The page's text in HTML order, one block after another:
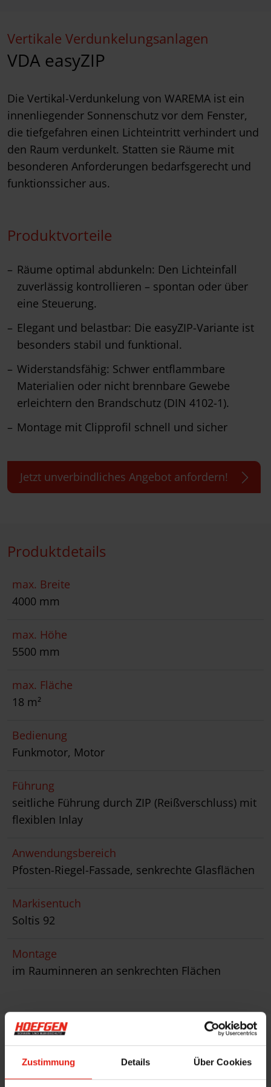
Zustimmung Details Über Cookies
Vertikale Verdunkelungsanlagen
VDA easyZIP
Die Vertikal-Verdunkelung von WAREMA ist ein
innenliegender Sonnenschutz vor dem Fenster,
die tiefgefahren einen Lichteintritt verhindert und
den Raum verdunkelt. Statten sie Räume mit
besonderen Anforderungen bedarfsgerecht und
funktionssicher aus.
Produktvorteile
Räume optimal abdunkeln: Den Lichteinfall
zuverlässig kontrollieren – spontan oder über
eine Steuerung.
Elegant und belastbar: Die easyZIP-Variante ist
besonders stabil und funktional.
Widerstandsfähig: Schwer entflammbare
Materialien oder nicht brennbare Gewebe
erleichtern den Brandschutz (DIN 4102-1).
Montage mit Clipprofil schnell und sicher
Jetzt unverbindliches Angebot anfordern!
Produktdetails
max. Breite
4000 mm
max. Höhe
5500 mm
max. Fläche
18 m²
Bedienung
Funkmotor, Motor
Führung
seitliche Führung durch ZIP (Reißverschluss) mit
flexiblen Inlay
Anwendungsbereich
Pfosten-Riegel-Fassade, senkrechte Glasflächen
Markisentuch
Soltis 92
Montage
im Rauminneren an senkrechten Flächen